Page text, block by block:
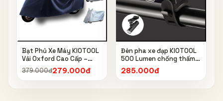
Bạt Phủ Xe Máy KIOTOOL
Vải Oxford Cao Cấp –
Chống Nắng, Chống Mưa,
Chống Bụi, Chống Tia UV,
379.000đ279.000đ
Đèn pha xe đạp KIOTOOL
500 Lumen chống thấm
nước IPX6 6603
285.000đ